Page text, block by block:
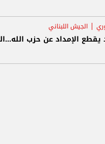
الجيش اللبناني
يقطع الإمداد عن حزب